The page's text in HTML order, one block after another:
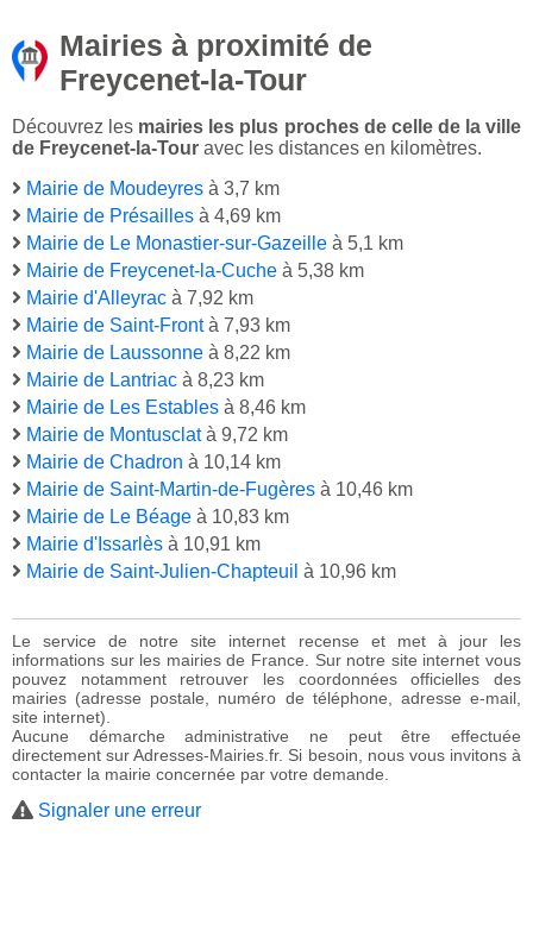
Mairies à proximité de
Freycenet-la-Tour
Découvrez les mairies les plus proches de celle de la ville
de Freycenet-la-Tour avec les distances en kilomètres.
Mairie de Moudeyres à 3,7 km
Mairie de Présailles à 4,69 km
Mairie de Le Monastier-sur-Gazeille à 5,1 km
Mairie de Freycenet-la-Cuche à 5,38 km
Mairie d'Alleyrac à 7,92 km
Mairie de Saint-Frontà 7,93 km
Mairie de Laussonne à 8,22 km
Mairie de Lantriac à 8,23 km
Mairie de Les Estables à 8,46 km
Mairie de Montusclatà 9,72 km
Mairie de Chadron à 10,14 km
Mairie de Saint-Martin-de-Fugères à 10,46 km
Mairie de Le Béage à 10,83 km
Mairie d'Issarlès à 10,91 km
Mairie de Saint-Julien-Chapteuil à 10,96 km
Le service de notre site internet recense et met à jour les
informations sur les mairies de France. Sur notre site internet vous
pouvez notamment retrouver les coordonnées officielles des
mairies (adresse postale, numéro de téléphone, adresse e-mail,
site internet).
Aucune démarche administrative ne peut être effectuée
directement sur Adresses-Mairies.fr. Si besoin, nous vous invitons à
contacter la mairie concernée par votre demande.
Signaler une erreur